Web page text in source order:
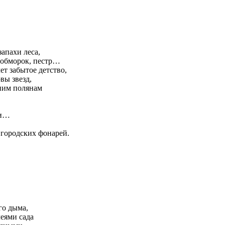
леса,
обморок, пестр…
забытое детство,
звезд,
полянам
фонарей.
дыма,
сада